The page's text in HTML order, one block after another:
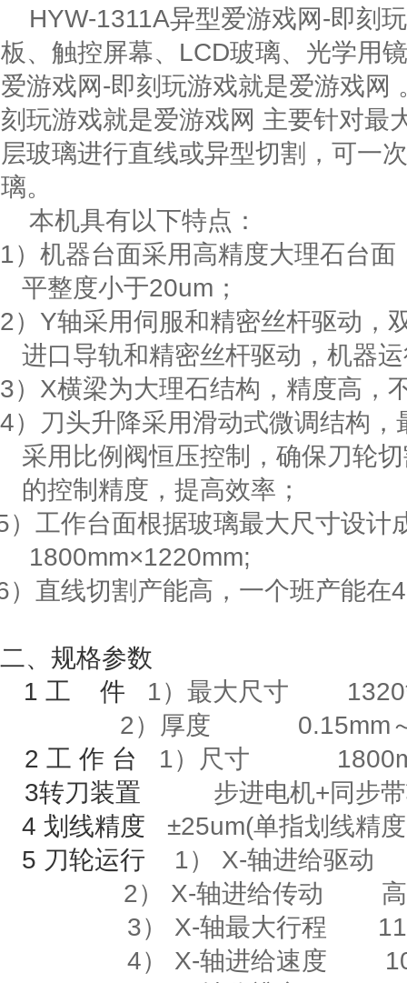
HYW-1311A异型爱游戏网-即刻
板、触控屏幕、LCD玻璃、光学用
爱游戏网-即刻玩游戏就是爱游戏网
刻玩游戏就是爱游戏网 主要针对最
层玻璃进行直线或异型切割，可一
璃。
本机具有以下特点：
1） 机器台面采用高精度大理石台
平整度小于20um ；
2） Y轴采用伺服和精密丝杆驱动，
进口导轨和精密丝杆驱动，机器
3） X横梁为大理石结构，精度高，
4）刀头升降采用滑动式微调结构，
采用比例阀恒压控制，确保刀轮
的控制精度，提高效率；
）工作台面根据玻璃最大尺寸设计
1800mm×1220mm;
）直线切割产能高，一个班产能在
二、规格参数
1 工 件 1）最大尺寸
2）厚度
0.15mm
2工作 台 1）尺寸
3转刀装置 步进电机+同步
4划线精度 ±25um(单指划线精
5 刀轮运行 1） X-轴进给驱动
2）
X-轴进给传动
3）
X-轴最大行程
4）
X-轴进给速度